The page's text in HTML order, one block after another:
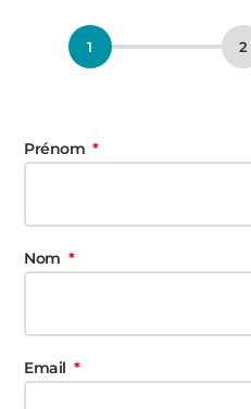
Prénom
Nom
Email